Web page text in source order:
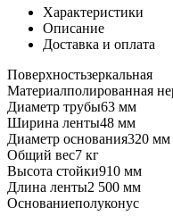
Характеристики
Описание
Доставка и оплата
Поверхностьзеркальная
Материалполированная
Диаметр трубы63 мм
Ширина ленты48 мм
Диаметр основания320 мм
Общий вес7 кг
Высота стойки910 мм
Длина ленты2 500 мм
Основаниеполуконус